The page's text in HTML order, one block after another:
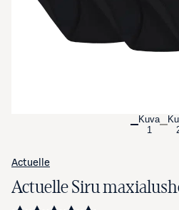
Kuva
1
Actuelle
Actuelle Siru